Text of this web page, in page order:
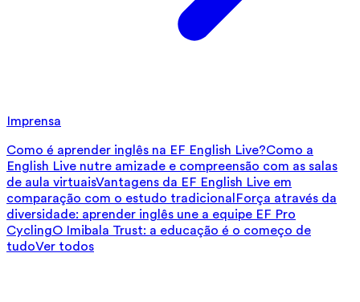
Imprensa
Como é aprender inglês na EF English Live?Como a
English Live nutre amizade e compreensão com as salas
de aula virtuaisVantagens da EF English Live em
comparação com o estudo tradicional Força através da
diversidade: aprender inglês une a equipe EF Pro
CyclingO Imibala Trust: a educação é o começo de
tudoVer todos